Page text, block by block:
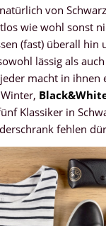
von
wie wohl sonst
(fast) überall hin
lässig als
macht in ihnen
Klassiker in
fehlen